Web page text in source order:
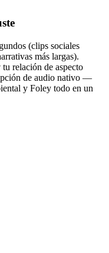
(clips sociales
más largas).
relación de aspecto
de audio nativo —
y Foley todo en un